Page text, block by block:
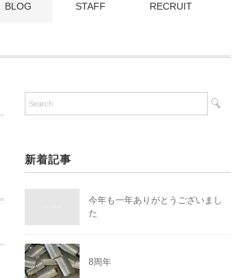
BLOG STAFF RECRUIT
新着記事
今年も一年ありがとうございまし
た
8周年